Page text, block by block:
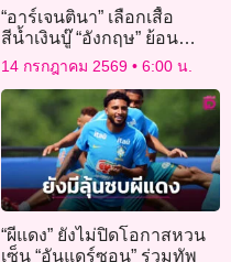
“อาร์เจนตินา” เลือกเสื้อ
สีน้ำเงินบู๊ “อังกฤษ” ย้อน
ตำนานหัตถ์พระเจ้า
14 กรกฎาคม 2569 6:00 น.
“ผีแดง” ยังไม่ปิดโอกาสหวน
เซ็น “อันแดร์ซอน” ร่วมทัพ